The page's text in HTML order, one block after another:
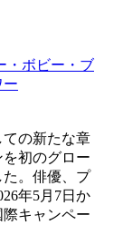
・ボビー・ブ
ー
の新たな章
初のグロー
。俳優、プ
年5月7日か
キャンペー